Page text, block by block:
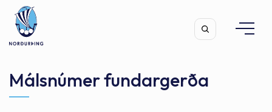
Málsnúmer fundargerða